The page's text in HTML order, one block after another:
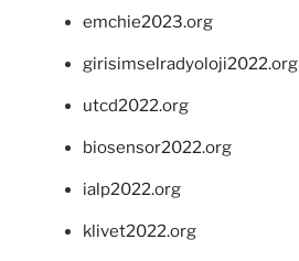
emchie2023.org
girisimselradyoloji2022.org
utcd2022.org
biosensor2022.org
ialp2022.org
klivet2022.org